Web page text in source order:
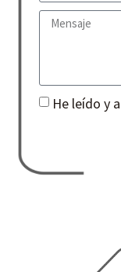
He leído y